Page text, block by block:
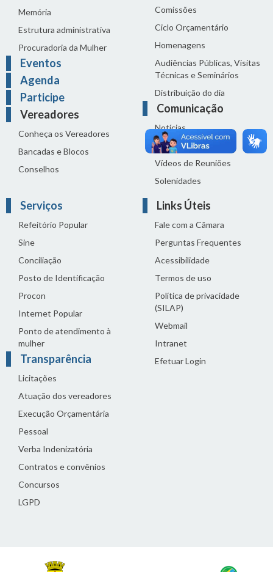
Memória
Estrutura administrativa
Procuradoria da Mulher
Eventos
Agenda
Participe
Vereadores
Conheça os Vereadores
Bancadas e Blocos
Conselhos
Comissões
Ciclo Orçamentário
Homenagens
Audiências Públicas, Visitas
Técnicas e Seminários
Distribuição do dia
Comunicação
Notícias
Sala de Imprensa
Vídeos de Reuniões
Solenidades
Serviços
Refeitório Popular
Sine
Conciliação
Posto de Identificação
Procon
Internet Popular
Ponto de atendimento à
mulher
Transparência
Licitações
Atuação dos vereadores
Execução Orçamentária
Pessoal
Verba Indenizatória
Contratos e convênios
Concursos
LGPD
Links Úteis
Fale com a Câmara
Perguntas Frequentes
Acessibilidade
Termos de uso
Política de privacidade
(SILAP)
Webmail
Intranet
Efetuar Login